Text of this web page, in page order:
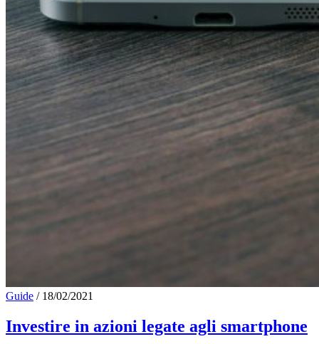
Guide / 18/02/2021
Investire in azioni legate agli smartphone